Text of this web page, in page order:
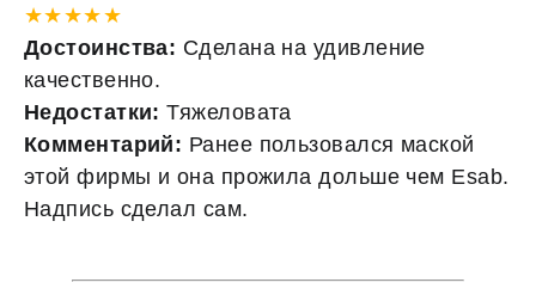
★★★★★
Достоинства: Сделана на удивление
качественно.
Недостатки: Тяжеловата
Комментарий: Ранее пользовался маской
этой фирмы и она прожила дольше чем Esab.
Надпись сделал сам.